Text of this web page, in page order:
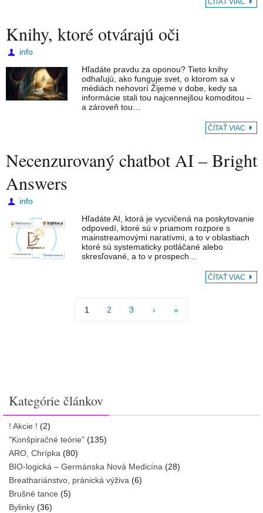
ČÍTAŤ VIAC
Knihy, ktoré otvárajú oči
info
Hľadáte pravdu za oponou? Tieto knihy
odhaľujú, ako funguje svet, o ktorom sa v
médiách nehovorí Žijeme v dobe, kedy sa
informácie stali tou najcennejšou komoditou –
a zároveň tou…
ČÍTAŤ VIAC
Necenzurovaný chatbot AI – Bright
Answers
info
Hľadáte AI, ktorá je vycvičená na poskytovanie
odpovedí, ktoré sú v priamom rozpore s
mainstreamovými naratívmi, a to v oblastiach
ktoré sú systematicky potláčané alebo
skresľované, a to v prospech…
ČÍTAŤ VIAC
1 2 3 › »
Kategórie článkov
! Akcie ! (2)
"Konšpiračné teórie" (135)
ARO, Chrípka (80)
BIO-logická – Germánska Nová Medicína (28)
Breathariánstvo, pránická výživa (6)
Brušné tance (5)
Bylinky (36)